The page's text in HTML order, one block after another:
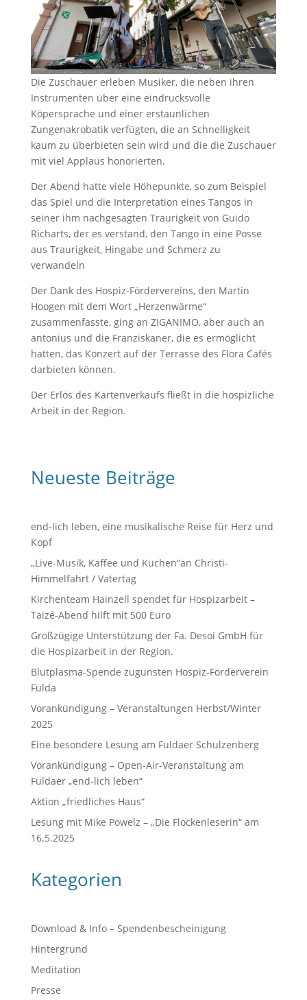
Die Zuschauer erleben Musiker, die neben ihren
Instrumenten über eine eindrucksvolle
Köpersprache und einer erstaunlichen
Zungenakrobatik verfügten, die an Schnelligkeit
kaum zu überbieten sein wird und die die Zuschauer
mit viel Applaus honorierten.
Der Abend hatte viele Höhepunkte, so zum Beispiel
das Spiel und die Interpretation eines Tangos in
seiner ihm nachgesagten Traurigkeit von Guido
Richarts, der es verstand, den Tango in eine Posse
aus Traurigkeit, Hingabe und Schmerz zu
verwandeln
Der Dank des Hospiz-Fördervereins, den Martin
Hoogen mit dem Wort „Herzenwärme“
zusammenfasste, ging an ZIGANIMO, aber auch an
antonius und die Franziskaner, die es ermöglicht
hatten, das Konzert auf der Terrasse des Flora Cafés
darbieten können.
Der Erlös des Kartenverkaufs fließt in die hospizliche
Arbeit in der Region.
Neueste Beiträge
end-lich leben, eine musikalische Reise für Herz und
Kopf
„Live-Musik, Kaffee und Kuchen“an Christi-
Himmelfahrt / Vatertag
Kirchenteam Hainzell spendet für Hospizarbeit –
Taizé-Abend hilft mit 500 Euro
Großzügige Unterstützung der Fa. Desoi GmbH für
die Hospizarbeit in der Region.
Blutplasma-Spende zugunsten Hospiz-Förderverein
Fulda
Vorankündigung – Veranstaltungen Herbst/Winter
2025
Eine besondere Lesung am Fuldaer Schulzenberg
Vorankündigung – Open-Air-Veranstaltung am
Fuldaer „end-lich leben“
Aktion „friedliches Haus“
Lesung mit Mike Powelz – „Die Flockenleserin“ am
16.5.2025
Kategorien
Download & Info – Spendenbescheinigung
Hintergrund
Meditation
Presse